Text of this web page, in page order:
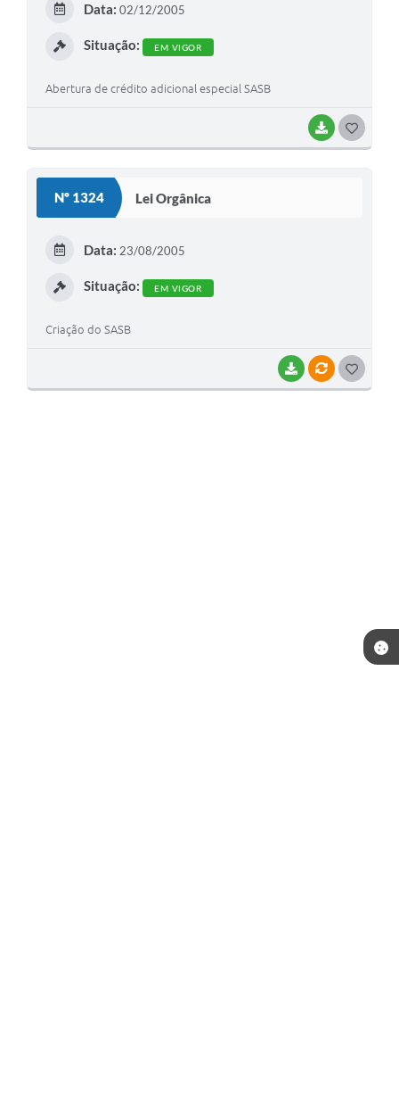
BAIXAR
Data: 02/12/2005
Situação: EM VIGOR
Abertura de crédito adicional especial SASB
Nº 1324 Lei Orgânica
BAIXARVÍNCULOS
Data: 23/08/2005
Situação: EM VIGOR
Criação do SASB